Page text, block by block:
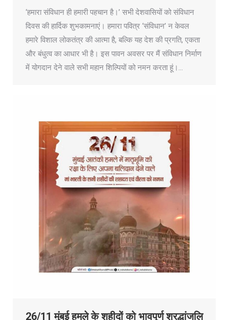
‘हमारा संविधान ही हमारी पहचान है।’ सभी देशवासियों को संविधान
दिवस की हार्दिक शुभकामनाएं। हमारा पवित्र ‘संविधान’ न केवल
हमारे विशाल लोकतंत्र की आत्मा है, बल्कि यह देश की प्रगति, एकता
और बंधुत्व का आधार भी है। इस पावन अवसर पर मैं संविधान निर्माण
में योगदान देने वाले सभी महान शिल्पियों को नमन करता हूं।…
26/11 मुंबई हमले के शहीदों को भावपूर्ण श्रद्धांजलि